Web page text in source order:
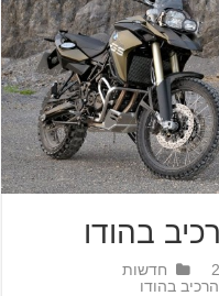
בהודו
חדשות
בהודו